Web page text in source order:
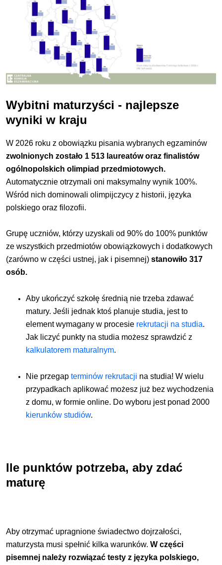
Wybitni maturzyści - najlepsze
wyniki w kraju
W 2026 roku z obowiązku pisania wybranych egzaminów
zwolnionych zostało 1 513 laureatów oraz finalistów
ogólnopolskich olimpiad przedmiotowych.
Automatycznie otrzymali oni maksymalny wynik 100%.
Wśród nich dominowali olimpijczycy z historii, języka
polskiego oraz filozofii.
Grupę uczniów, którzy uzyskali od 90% do 100% punktów
ze wszystkich przedmiotów obowiązkowych i dodatkowych
(zarówno w części ustnej, jak i pisemnej)stanowiło 317
osób.
Aby ukończyć szkołę średnią nie trzeba zdawać
matury. Jeśli jednak ktoś planuje studia, jest to
element wymagany w procesie rekrutacji na studia.
Jak liczyć punkty na studia możesz sprawdzić z
kalkulatorem maturalnym.
Nie przegapterminów rekrutacji na studia! W wielu
przypadkach aplikować możesz już bez wychodzenia
z domu, w formie online. Do wyboru jest ponad 2000
kierunków studiów.
Ile punktów potrzeba, aby zdać
maturę
Aby otrzymać upragnione świadectwo dojrzałości,
maturzysta musi spełnić kilka warunków.W części
pisemnej należy rozwiązać testy z języka polskiego,